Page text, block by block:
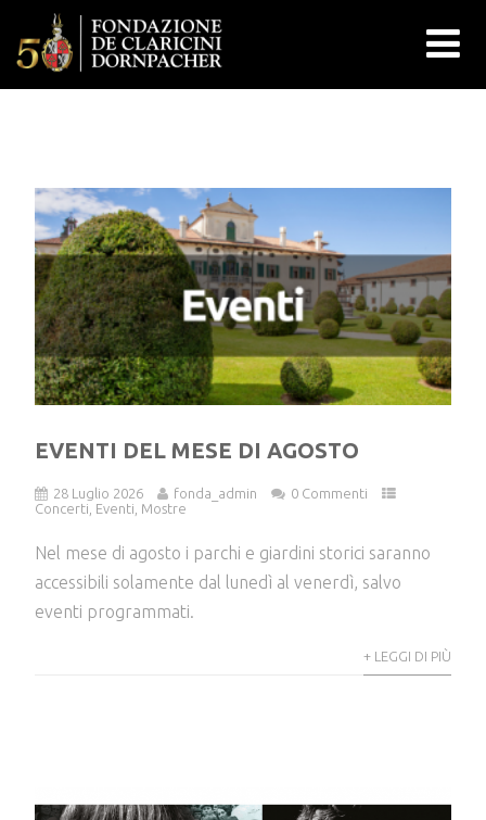
EVENTI DEL MESE DI AGOSTO
28 Luglio 2026 fonda_admin
0 Commenti
Concerti Eventi Mostre
Nel mese di agosto i parchi e giardini storici saranno
accessibili solamente dal lunedì al venerdì, salvo
eventi programmati.
+ LEGGI DI PIÙ